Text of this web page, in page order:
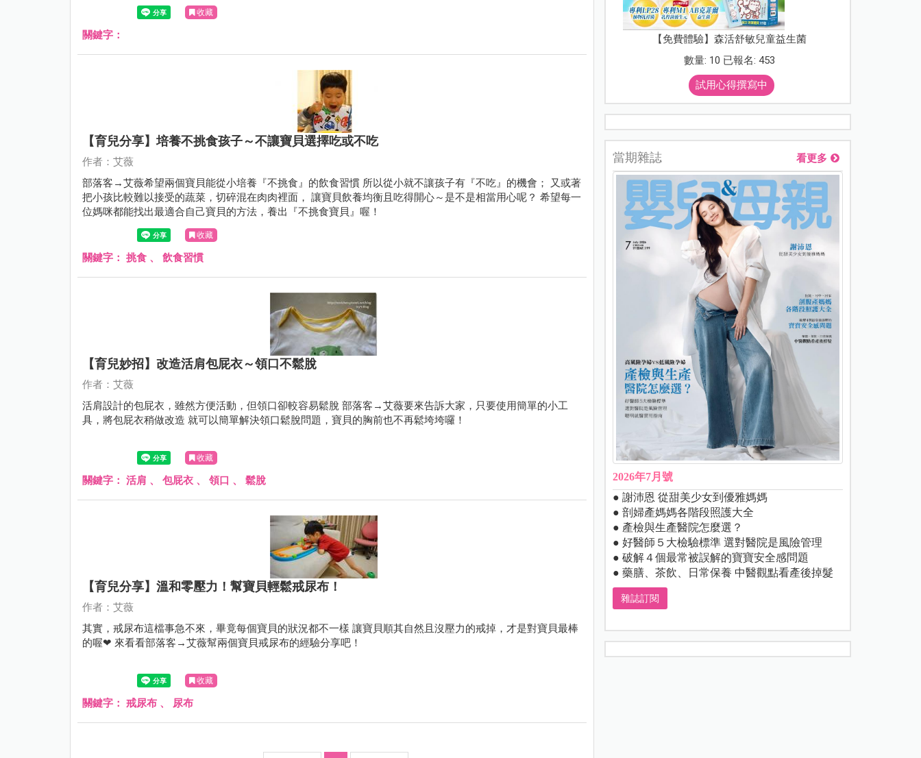
收藏
關鍵字：
【育兒分享】培養不挑食孩子～不讓寶貝選擇吃或不吃
作者：艾薇
部落客→艾薇希望兩個寶貝能從小培養『不挑食』的飲食習慣 所以從小就不讓孩子有『不吃』的機會； 又或著
把小孩比較難以接受的蔬菜，切碎混在肉肉裡面， 讓寶貝飲養均衡且吃得開心～是不是相當用心呢？ 希望每一
位媽咪都能找出最適合自己寶貝的方法，養出『不挑食寶貝』喔！
收藏
關鍵字： 挑食 、 飲食習慣
【育兒妙招】改造活肩包屁衣～領口不鬆脫
作者：艾薇
活肩設計的包屁衣，雖然方便活動，但領口卻較容易鬆脫 部落客→艾薇要來告訴大家，只要使用簡單的小工
具，將包屁衣稍做改造 就可以簡單解決領口鬆脫問題，寶貝的胸前也不再鬆垮垮囉！
收藏
關鍵字： 活肩 、 包屁衣 、 領口 、 鬆脫
【育兒分享】溫和零壓力！幫寶貝輕鬆戒尿布！
作者：艾薇
其實，戒尿布這檔事急不來，畢竟每個寶貝的狀況都不一樣 讓寶貝順其自然且沒壓力的戒掉，才是對寶貝最棒
的喔❤ 來看看部落客→艾薇幫兩個寶貝戒尿布的經驗分享吧！
收藏
關鍵字： 戒尿布 、 尿布
【免費體驗】森活舒敏兒童益生菌
數量: 10 已報名: 453
試用心得撰寫中
當期雜誌 看更多
2026年7月號
● 謝沛恩 從甜美少女到優雅媽媽
● 剖婦產媽媽各階段照護大全
● 產檢與生產醫院怎麼選？
● 好醫師５大檢驗標準 選對醫院是風險管理
● 破解４個最常被誤解的寶寶安全感問題
● 藥膳、茶飲、日常保養 中醫觀點看產後掉髮
雜誌訂閱